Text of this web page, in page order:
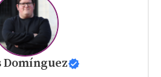
Domínguez